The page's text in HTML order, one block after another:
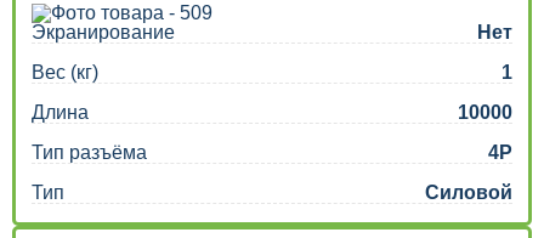
Экранирование
Нет
Вес (кг)
1
Длина
10000
Тип разъёма
4P
Тип
Силовой